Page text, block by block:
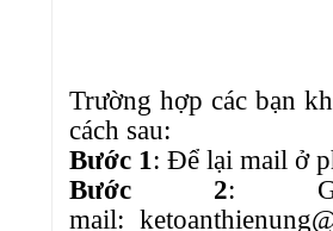
Trường hợp các bạn
cách sau:
Bước 1: Để lại mail ở
Bước 2:
mail: